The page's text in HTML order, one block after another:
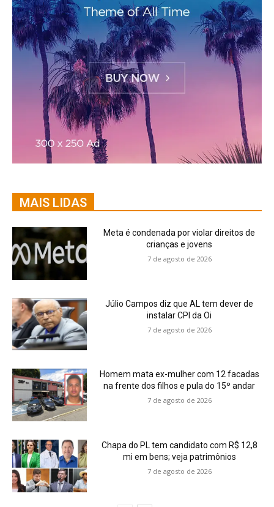
MAIS LIDAS
Meta é condenada por violar direitos de
crianças e jovens
7 de agosto de 2026
Júlio Campos diz que AL tem dever de
instalar CPI da Oi
7 de agosto de 2026
Homem mata ex-mulher com 12 facadas
na frente dos filhos e pula do 15º andar
7 de agosto de 2026
Chapa do PL tem candidato com R$ 12,8
mi em bens; veja patrimônios
7 de agosto de 2026